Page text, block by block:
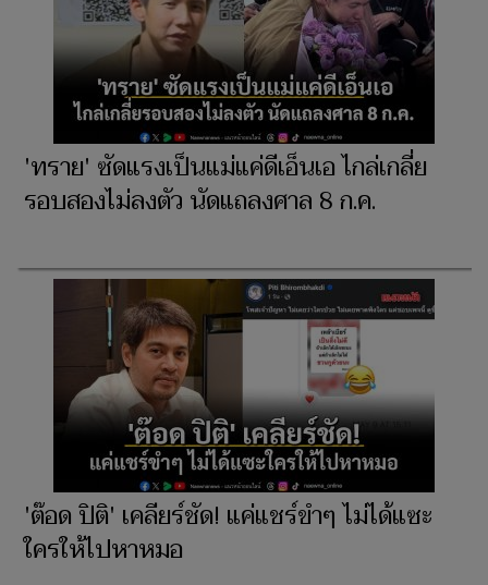
'ทราย' ซัดแรงเป็นแม่แค่ดีเอ็นเอ ไกล่เกลี่ย
รอบสองไม่ลงตัว นัดแถลงศาล 8 ก.ค.
'ต๊อด ปิติ' เคลียร์ชัด! แค่แชร์ขำๆ ไม่ได้แซะ
ใครให้ไปหาหมอ